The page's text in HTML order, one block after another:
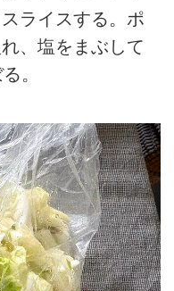
ライスする。ポ
、塩をまぶして
。